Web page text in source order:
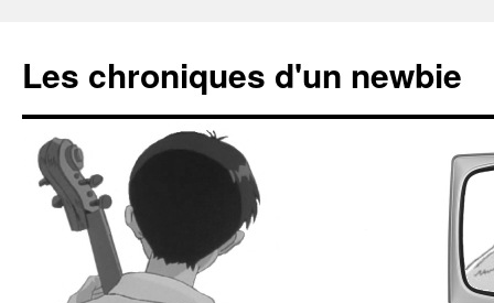
Les chroniques d'un newbie